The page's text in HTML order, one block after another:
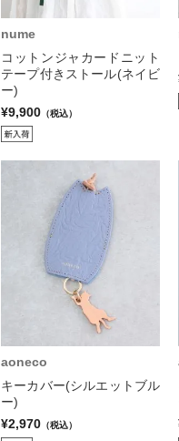
nume
コットンジャカードニット
テープ付きストール(ネイビ
ー)
¥9,900 （税込）
aoneco
キーカバー(シルエットブル
ー)
¥2,970 （税込）